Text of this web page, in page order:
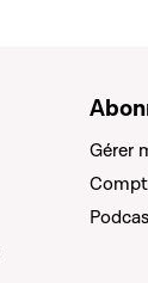
Gérer